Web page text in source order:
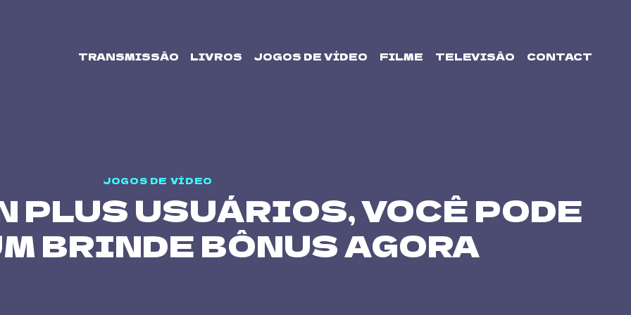
TRANSMISSÃO LIVROS JOGOS DE VÍDEO FILME TELEVISÃO CONTACT
JOGOS DE VÍDEO
USUÁRIOS, VOCÊ PODE
BRINDE BÔNUS AGORA